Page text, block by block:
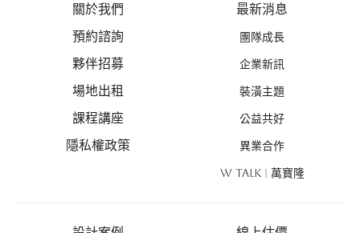
關於我們
預約諮詢
夥伴招募
場地出租
課程講座
隱私權政策
最新消息
團隊成長
企業新訊
裝潢主題
公益共好
異業合作
W TALK | 萬寶隆